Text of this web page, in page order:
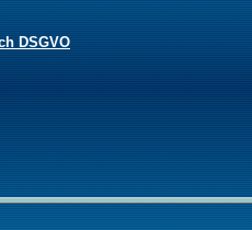
DSGVO